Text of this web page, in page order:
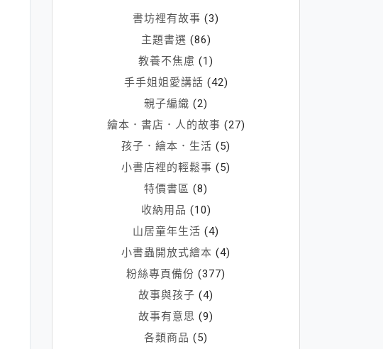
書坊裡有故事 (3)
主題書選 (86)
教養不焦慮 (1)
手手姐姐愛講話 (42)
親子編織 (2)
繪本．書店．人的故事 (27)
孩子．繪本．生活 (5)
小書店裡的輕鬆事 (5)
特價書區 (8)
收納用品 (10)
山居童年生活 (4)
小書蟲開放式繪本 (4)
粉絲專頁備份 (377)
故事與孩子 (4)
故事有意思 (9)
各類商品 (5)